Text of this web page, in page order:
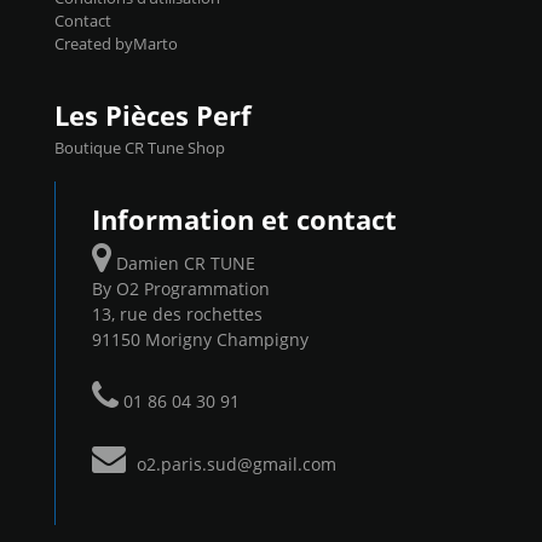
Contact
Created byMarto
Les Pièces Perf
Boutique CR Tune Shop
Information et contact
Damien CR TUNE
By O2 Programmation
13, rue des rochettes
91150 Morigny Champigny
01 86 04 30 91
o2.paris.sud@gmail.com